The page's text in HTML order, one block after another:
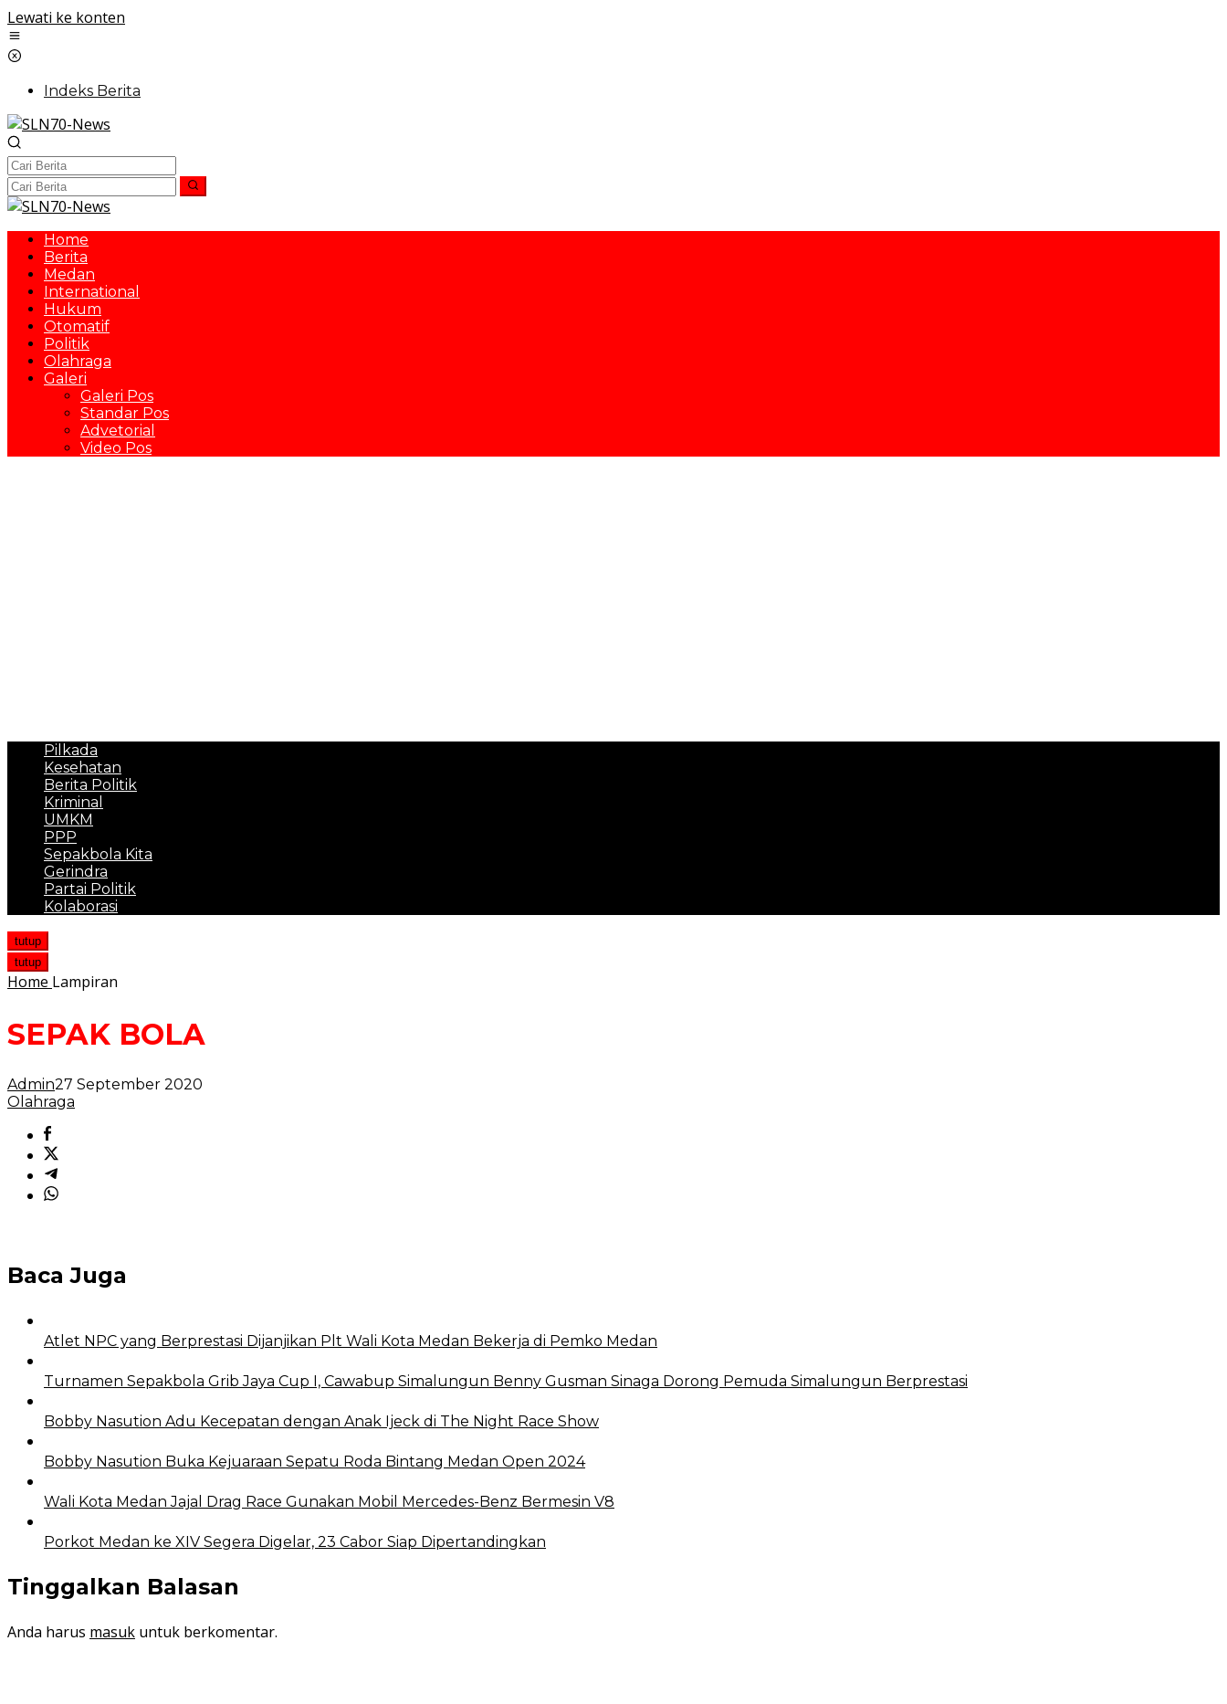
Lewati ke konten
Indeks Berita
Home
Berita
Medan
International
Hukum
Otomatif
Politik
Olahraga
Galeri
Galeri Pos
Standar Pos
Advetorial
Video Pos
Pilkada
Kesehatan
Berita Politik
Kriminal
UMKM
PPP
Sepakbola Kita
Gerindra
Partai Politik
Kolaborasi
tutup
tutup
Home Lampiran
SEPAK BOLA
Admin27 September 2020
Olahraga
Baca Juga
Atlet NPC yang Berprestasi Dijanjikan Plt Wali Kota Medan Bekerja di Pemko Medan
Turnamen Sepakbola Grib Jaya Cup I, Cawabup Simalungun Benny Gusman Sinaga Dorong Pemuda Simalungun Berprestasi
Bobby Nasution Adu Kecepatan dengan Anak Ijeck di The Night Race Show
Bobby Nasution Buka Kejuaraan Sepatu Roda Bintang Medan Open 2024
Wali Kota Medan Jajal Drag Race Gunakan Mobil Mercedes-Benz Bermesin V8
Porkot Medan ke XIV Segera Digelar, 23 Cabor Siap Dipertandingkan
Tinggalkan Balasan
Anda harus masuk untuk berkomentar.